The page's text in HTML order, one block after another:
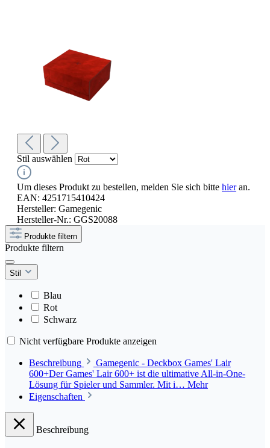
Stil auswählen
Um dieses Produkt zu bestellen, melden Sie sich bitte hieran.
EAN: 4251715410424
Hersteller: Gamegenic
Hersteller-Nr.: GGS20088
Produkte filtern
Produkte filtern
Stil
Blau
Rot
Schwarz
Nicht verfügbare Produkte anzeigen
Beschreibung
Gamegenic - Deckbox Games' Lair
600+Der Games' Lair 600+ ist die ultimative All-in-One-
Lösung für Spieler und Sammler. Mit i… Mehr
Eigenschaften
Beschreibung